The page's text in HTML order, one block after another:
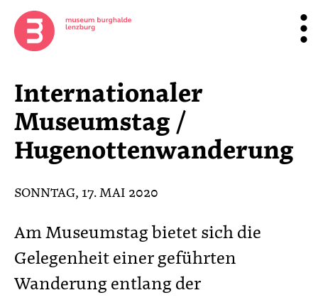
Internationaler
Museumstag /
Hugenottenwanderung
SONNTAG, 17. MAI 2020
Am Museumstag bietet sich die
Gelegenheit einer geführten
Wanderung entlang der